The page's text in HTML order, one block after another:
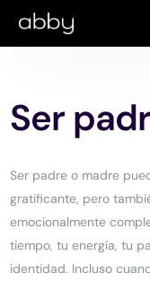
Ser
Ser padre o madre
gratificante, pero
emocionalmente
tiempo, tu energía, tu
identidad. Incluso